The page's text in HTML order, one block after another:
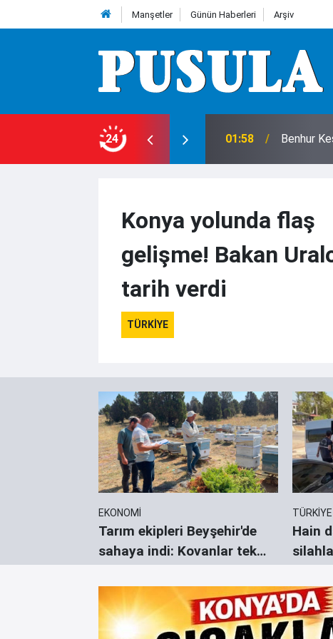
Manşetler Günün Haberleri Arşiv
24 01:58 Benhur
Konya yolunda flaş
gelişme! Bakan
tarih verdi
TÜRKİYE
EKONOMİ
Tarım ekipleri Beyşehir'de
sahaya indi: Kovanlar tek
TÜRKİYE
Hain